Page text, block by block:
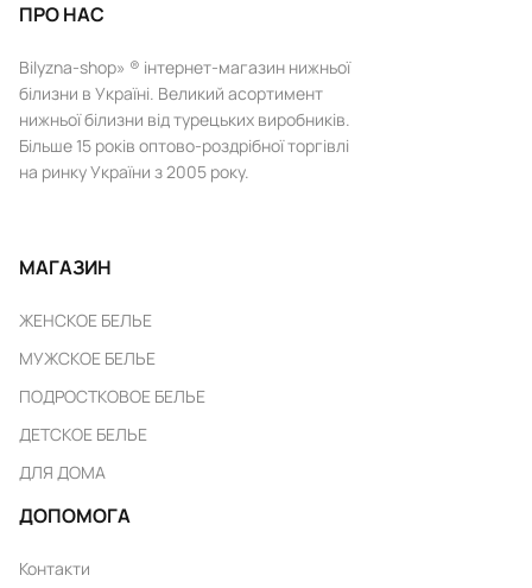
ПРО НАС
Bilyzna-shop» ® інтернет-магазин нижньої
білизни в Україні. Великий асортимент
нижньої білизни від турецьких виробників.
Більше 15 років оптово-роздрібної торгівлі
на ринку України з 2005 року.
МАГАЗИН
ЖЕНСКОЕ БЕЛЬЕ
МУЖСКОЕ БЕЛЬЕ
ПОДРОСТКОВОЕ БЕЛЬЕ
ДЕТСКОЕ БЕЛЬЕ
ДЛЯ ДОМА
ДОПОМОГА
Контакти